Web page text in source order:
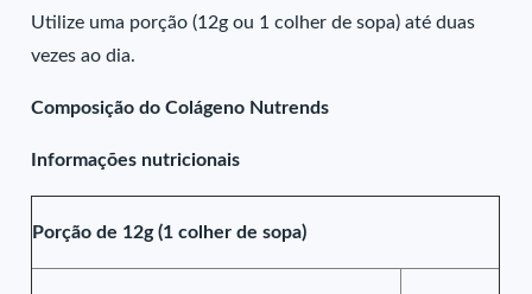
Utilize uma porção (12g ou 1 colher de sopa) até duas
vezes ao dia.
Composição do Colágeno Nutrends
Informações nutricionais
Porção de 12g (1 colher de sopa)